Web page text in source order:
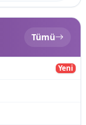
Tümü
Yeni